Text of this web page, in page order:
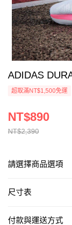
ADIDAS
超取滿NT$1,500免運
NT$2,390
NT$890
請選擇商品選項
尺寸表
付款與運送方式